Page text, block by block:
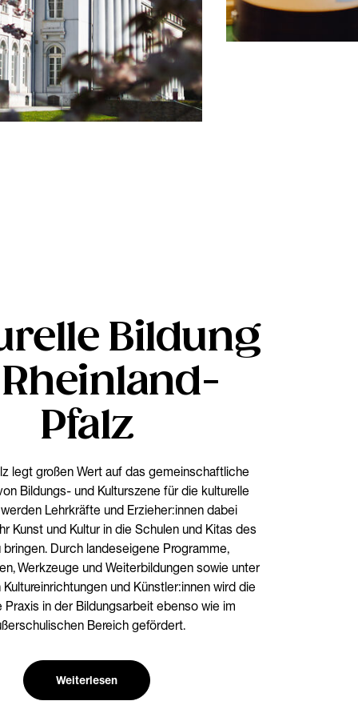
Bildung
Pfalz
legt großen Wert auf das gemeinschaftliche
Bildungs- und Kulturszene für die kulturelle
Lehrkräfte und Erzieher:innen dabei
Kunst und Kultur in die Schulen und Kitas des
Durch landeseigene Programme,
Werkzeuge und Weiterbildungen sowie unter
und Künstler:innen wird die
in der Bildungsarbeit ebenso wie im
Bereich gefördert.
Weiterlesen